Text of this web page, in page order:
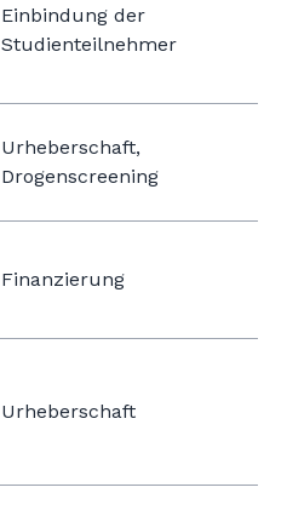
Einbindung der
Studienteilnehmer
Urheberschaft,
Drogenscreening
Finanzierung
Urheberschaft